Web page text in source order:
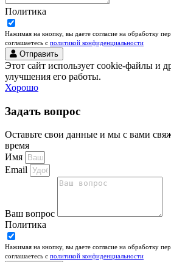
Политика
Нажимая на кнопку, вы даете согласие на обработку
соглашаетесь c политикой конфиденциальности
Отправить
Этот сайт использует cookie-файлы и
улучшения его работы.
Хорошо
Задать вопрос
Оставьте свои данные и мы с вами
время
Имя
Email
Ваш вопрос
Политика
Нажимая на кнопку, вы даете согласие на обработку
соглашаетесь c политикой конфиденциальности